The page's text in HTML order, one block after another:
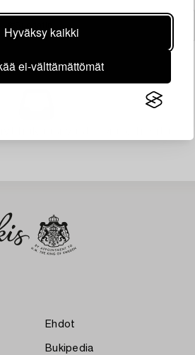
Hyväksy kaikki
ei-välttämättömät
Ehdot
Bukipedia